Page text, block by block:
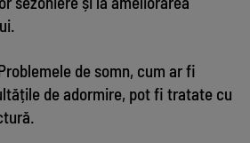
de somn, cum ar fi
de adormire, pot fi tratate cu